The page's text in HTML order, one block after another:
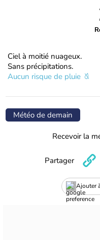
Ciel à moitié nuageux.
Sans précipitations.
Aucun risque de pluie
Météo de demain
Recevoir la
Ajouter
Partager